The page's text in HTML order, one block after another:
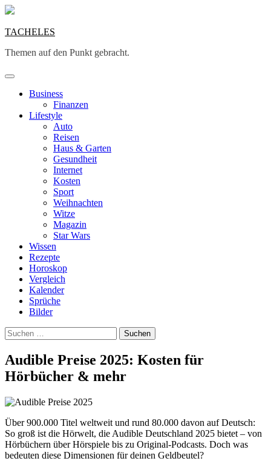
Skip
content
TACHELES
Themen auf den Punkt gebracht.
Business
Finanzen
Lifestyle
Auto
Reisen
Haus & Garten
Gesundheit
Internet
Kosten
Sport
Weihnachten
Witze
Magazin
Star Wars
Wissen
Rezepte
Horoskop
Vergleich
Kalender
Sprüche
Bilder
Suchen
nach:
Audible Preise 2025: Kosten für
Hörbücher & mehr
Über 900.000 Titel weltweit und rund 80.000 davon auf Deutsch:
So groß ist die Hörwelt, die Audible Deutschland 2025 bietet – von
Hörbüchern über Hörspiele bis zu Original-Podcasts. Doch was
bedeuten diese Dimensionen für deinen Geldbeutel?